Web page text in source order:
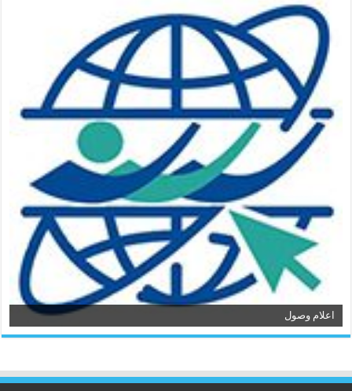
اعلام وصول